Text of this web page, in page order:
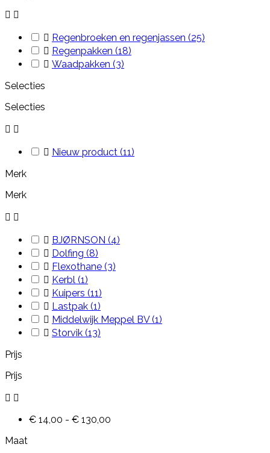
 
 Regenbroeken en regenjassen (25)
 Regenpakken (18)
 Waadpakken (3)
Selecties
Selecties
 
 Nieuw product (11)
Merk
Merk
 
 BJØRNSON (4)
 Dolfing (8)
 Flexothane (3)
 Kerbl (1)
 Kuipers (11)
 Lastpak (1)
 Middelwijk Meppel BV(1)
 Storvik (13)
Prijs
Prijs
 
€ 14,00 - € 130,00
Maat